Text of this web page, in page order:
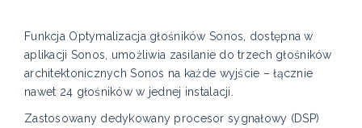
Funkcja Optymalizacja głośników Sonos, dostępna w
aplikacji Sonos, umożliwia zasilanie do trzech głośników
architektonicznych Sonos na każde wyjście – łącznie
nawet 24 głośników w jednej instalacji.
Zastosowany dedykowany procesor sygnałowy (DSP)